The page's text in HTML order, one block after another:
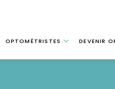
OPTOMÉTRISTES DEVENIR